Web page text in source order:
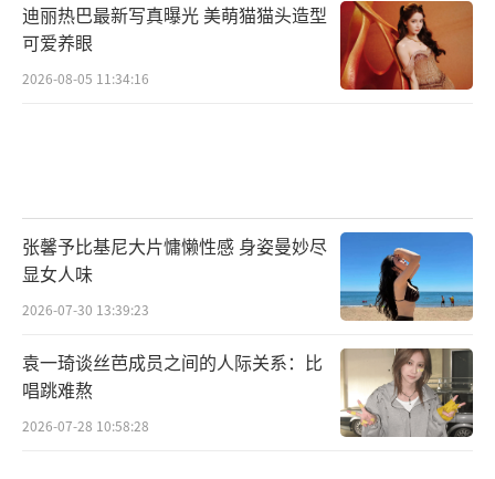
迪丽热巴最新写真曝光 美萌猫猫头造型
可爱养眼
2026-08-05 11:34:16
张馨予比基尼大片慵懒性感 身姿曼妙尽
显女人味
2026-07-30 13:39:23
袁一琦谈丝芭成员之间的人际关系：比
唱跳难熬
2026-07-28 10:58:28